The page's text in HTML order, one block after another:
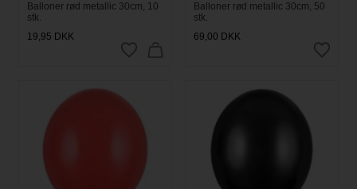
Balloner rød metallic 30cm, 10
stk.
19,95 DKK
Balloner rød metallic 30cm, 50
stk.
69,00 DKK